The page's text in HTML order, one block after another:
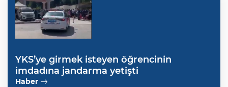
YKS’ye girmek isteyen öğrencinin
imdadına jandarma yetişti
Haber